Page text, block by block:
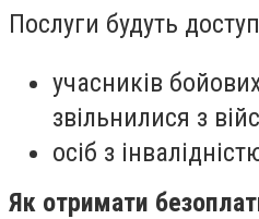
Послуги будуть
учасників
звільнилися з
осіб з
Як отримати